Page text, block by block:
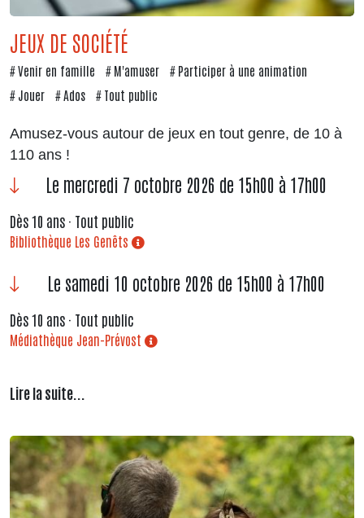
JEUX DE SOCIÉTÉ
Venir en famille M'amuser
Participer à une animation
Jouer
Ados Tout public
Amusez-vous autour de jeux en tout genre, de 10 à
110 ans !
Le mercredi 7 octobre 2026 de 15h00 à 17h00
Dès 10 ans · Tout public
Bibliothèque Les Genêts
Le samedi 10 octobre 2026 de 15h00 à 17h00
Dès 10 ans · Tout public
Médiathèque Jean-Prévost
Lire la suite...